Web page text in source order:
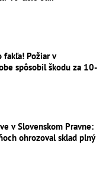
fakľa! Požiar v
spôsobil škodu za 10-
v Slovenskom Pravne:
ohrozoval sklad plný